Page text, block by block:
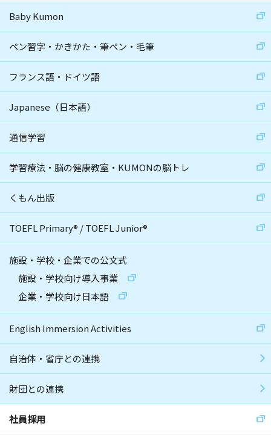
Baby Kumon
ペン習字・かきかた・筆ペン・毛筆
フランス語・ドイツ語
Japanese（日本語）
通信学習
学習療法・脳の健康教室・KUMONの脳トレ
くもん出版
TOEFL Primary® /TOEFL Junior®
施設・学校・企業での公文式
施設・学校向け導入事業
企業・学校向け日本語
English Immersion Activities
自治体・省庁との連携
財団との連携
社員採用